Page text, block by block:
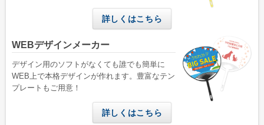
詳しくはこちら
WEBデザインメーカー
デザイン用のソフトがなくても誰でも簡単に
WEB上で本格デザインが作れます。豊富なテン
プレートもご用意！
詳しくはこちら